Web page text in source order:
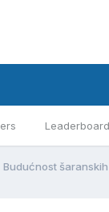
Leaderboard
Budućnost